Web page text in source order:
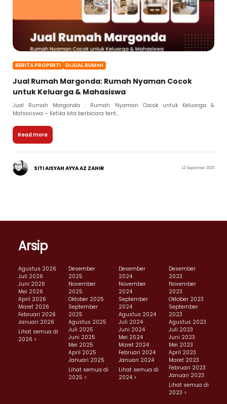
BERITA PROPERTI DIJUAL RUMAH
Jual Rumah Margonda: Rumah Nyaman Cocok
untuk Keluarga & Mahasiswa
Jual Rumah Margonda : Rumah Nyaman Cocok untuk Keluarga &
Mahasiswa – Ketika kita berbicara tent...
Read more
SITI AISYAH AYYA AZ ZAHIR 12 September 2025
Arsip
Agustus 2026
Juli 2026
Juni 2026
Mei 2026
April 2026
Maret 2026
Februari 2026
Januari 2026
Lihat semua di
2026 >
Desember
2025
November
2025
Oktober 2025
September
2025
Agustus 2025
Juli 2025
Juni 2025
Mei 2025
April 2025
Januari 2025
Lihat semua di
2025 >
Desember
2024
November
2024
September
2024
Agustus 2024
Juli 2024
Juni 2024
Mei 2024
Maret 2024
Februari 2024
Januari 2024
Lihat semua di
2024 >
Desember
2023
November
2023
Oktober 2023
September
2023
Agustus 2023
Juli 2023
Juni 2023
Mei 2023
April 2023
Maret 2023
Februari 2023
Januari 2023
Lihat semua di
2023 >